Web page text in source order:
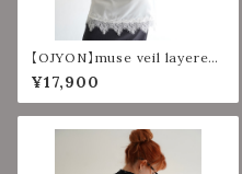
【OJYON】muse veil layered
top 【WHITE】
¥17,900